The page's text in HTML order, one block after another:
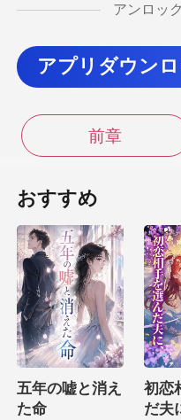
ターは、まだ彼に獣を
アは
法
アンロッ
アプリダウン
前章
おすすめ
五年の嘘と消え
た命
初恋
だ夫